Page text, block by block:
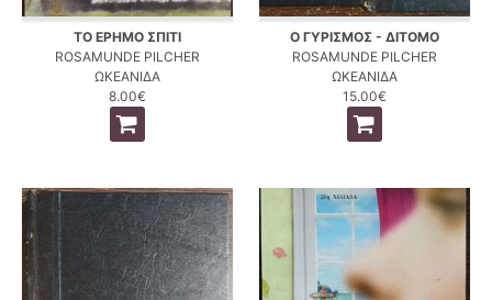
ΤΟ ΕΡΗΜΟ ΣΠΙΤΙ
ROSAMUNDE PILCHER
ΩΚΕΑΝΙΔΑ
8.00€
Ο ΓΥΡΙΣΜΟΣ - ΔΙΤΟΜΟ
ROSAMUNDE PILCHER
ΩΚΕΑΝΙΔΑ
15.00€